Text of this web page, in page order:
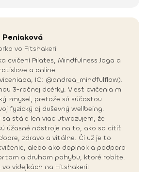
Peniaková
vo Fitshakeri
cvičení Pilates, Mindfulness Joga a
a online
IG: @andrea_mindfulflow).
3-ročnej dcérky. Viesť cvičenia mi
zmysel, pretože sú súčasťou
fyzický aj duševný wellbeing.
stále len viac utvrdzujem, že
úžasné nástroje na to, ako sa cítiť
zdravo a vitálne. Či už je to
alebo ako doplnok a podpora
a druhom pohybu, ktoré robíte.
vo videjkách na Fitshakeri!